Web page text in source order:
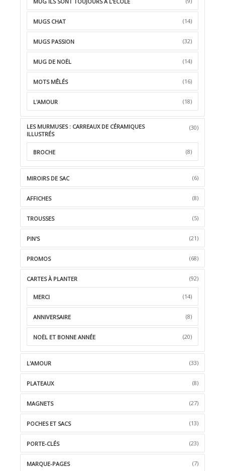
MUGS CHAT (14)
MUGS PASSION (32)
MUG DE NOËL (14)
MOTS MÊLÉS (16)
L'AMOUR (18)
LES MURMUSES : CARREAUX DE CÉRAMIQUES
ILLUSTRÉS
(30)
BROCHE (8)
MIROIRS DE SAC (6)
AFFICHES (8)
TROUSSES (5)
PIN'S (21)
PROMOS (68)
CARTES À PLANTER (92)
MERCI (14)
ANNIVERSAIRE (8)
NOËL ET BONNE ANNÉE (20)
L'AMOUR (33)
PLATEAUX (8)
MAGNETS (27)
POCHES ET SACS (13)
PORTE-CLÉS (23)
MARQUE-PAGES (7)